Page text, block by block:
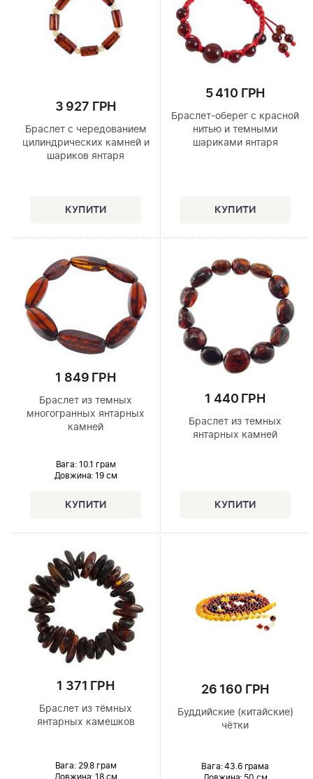
3 927 ГРН
Браслет с чередованием
цилиндрических камней и
шариков янтаря
5 410 ГРН
Браслет-оберег с красной
нитью и темными
шариками янтаря
1 849 ГРН
Браслет из темных
многогранных янтарных
камней
Вага: 10.1 грам
Довжина: 19 см
1 440 ГРН
Браслет из темных
янтарных камней
1 371 ГРН
Браслет из тёмных
янтарных камешков
Вага: 29.8 грам
Довжина: 18 см
26 160 ГРН
Буддийские (китайские)
чётки
Вага: 43.6 грама